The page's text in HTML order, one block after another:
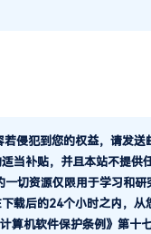
第一时间联系邮箱：